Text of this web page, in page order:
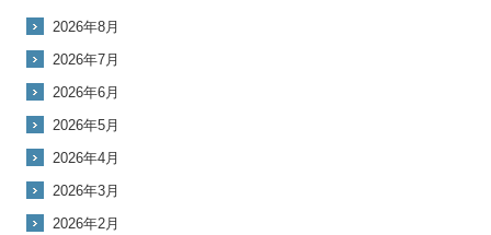
2026年8月
2026年7月
2026年6月
2026年5月
2026年4月
2026年3月
2026年2月